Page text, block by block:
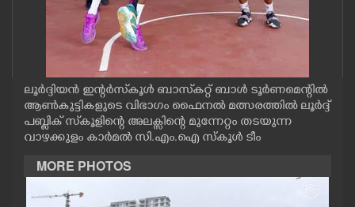
SPIRITUAL
INFO+
ലൂർദ്ദിയൻ ഇന്റർസ്‌കൂൾ ബാസ്‌കറ്റ് ബാൾ ടൂർണമെന്റിൽ
ആൺകുട്ടികളുടെ വിഭാഗം ഫൈനൽ മത്സരത്തിൽ ലൂർദ്ദ്
പബ്ലിക് സ്‌കൂളിന്റെ അലക്സിന്റെ മുന്നേറ്റം തടയുന്ന
വാഴക്കുളം കാർമൽ സി.എം.ഐ സ്കൂൾ ടീം
MORE PHOTOS